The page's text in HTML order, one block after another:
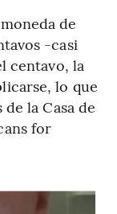
de
-casi
centavo, la
lo que
la Casa de
for